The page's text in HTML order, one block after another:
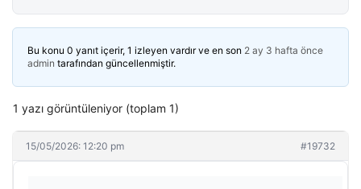
Bu konu 0 yanıt içerir, 1 izleyen vardır ve en son 2 ay 3 hafta önce
admin tarafından güncellenmiştir.
1 yazı görüntüleniyor (toplam 1)
15/05/2026: 12:20 pm #19732